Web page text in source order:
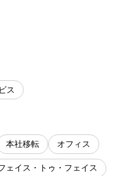
ス
本社移転 オフィス
ェイス・トゥ・フェイス